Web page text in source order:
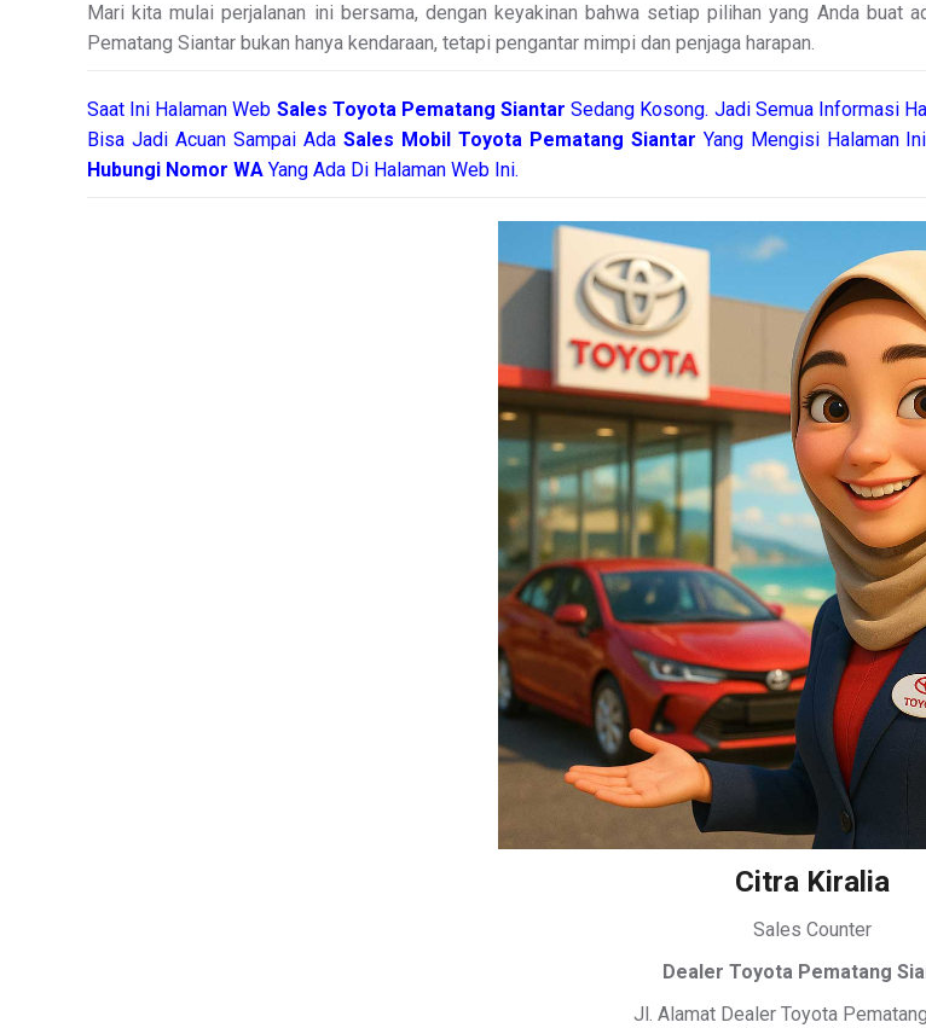
Mari kita mulai perjalanan ini bersama, dengan keyakinan bahwa setiap pilihan yang Anda buat
Pematang Siantar bukan hanya kendaraan, tetapi pengantar mimpi dan penjaga harapan.
Saat Ini Halaman Web Sales Toyota Pematang SiantarSedang Kosong. Jadi Semua Informasi
Bisa Jadi Acuan Sampai Ada Sales Mobil Toyota Pematang Siantar Yang Mengisi Halaman
Hubungi Nomor WA Yang Ada Di Halaman Web Ini.
Citra Kiralia
Sales Counter
Dealer Toyota Pematang
Jl. Alamat Dealer Toyota